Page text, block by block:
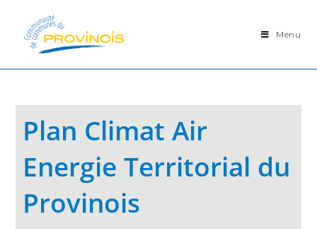
Menu
Plan Climat Air
Energie Territorial du
Provinois